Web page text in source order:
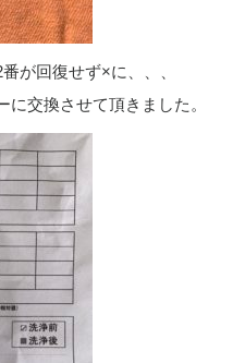
が回復せず×に、、、
に交換させて頂きました。